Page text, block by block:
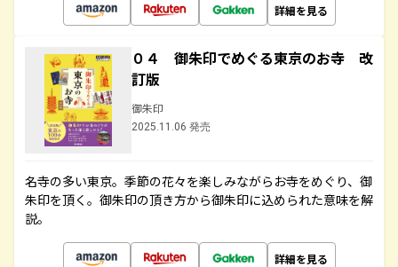
詳細を見る
０４ 御朱印でめぐる東京のお寺 改
訂版
御朱印
2025.11.06 発売
名寺の多い東京。季節の花々を楽しみながらお寺をめぐり、御
朱印を頂く。御朱印の頂き方から御朱印に込められた意味を解
説。
詳細を見る